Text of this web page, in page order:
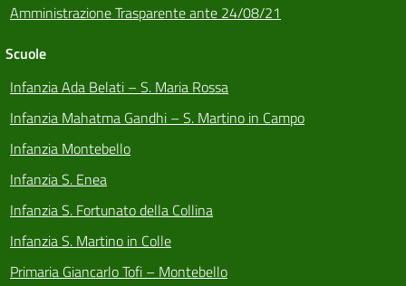
Amministrazione Trasparente ante 24/08/21
Scuole
Infanzia Ada Belati – S. Maria Rossa
Infanzia Mahatma Gandhi – S. Martino in Campo
Infanzia Montebello
Infanzia S. Enea
Infanzia S. Fortunato della Collina
Infanzia S. Martino in Colle
Primaria Giancarlo Tofi – Montebello